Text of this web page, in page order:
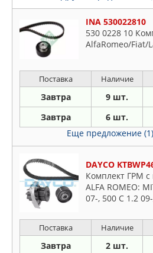
INA 530022810
530 0228 10
AlfaRomeo/Fiat/
Поставка Наличие
Завтра 9 шт.
Завтра 6 шт.
Еще предложение (1)
DAYCO
Комплект ГРМ
ALFA ROMEO:
07-, 500 C 1.2
Поставка Наличие
Завтра 2 шт.